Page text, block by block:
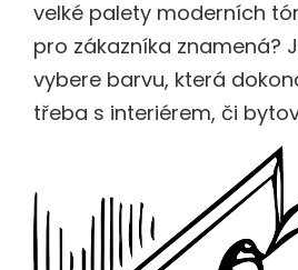
velké palety moderních
pro zákazníka znamená?
vybere barvu, která
třeba s interiérem, či